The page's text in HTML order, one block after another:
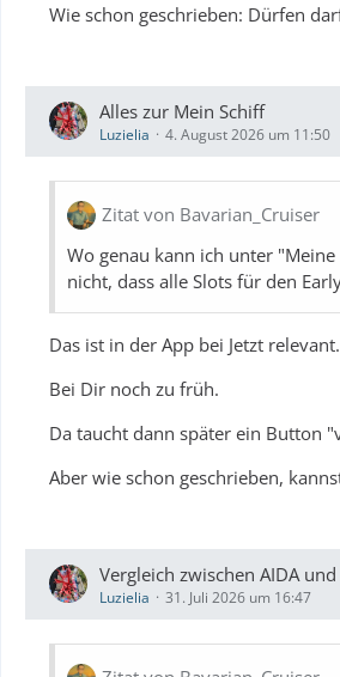
Wie schon geschrieben: Dürfen
Alles zur Mein Schiff
Luzielia 4. August 2026 um 11:50
Zitat von Bavarian_Cruiser
Wo genau kann ich unter
nicht, dass alle Slots für den
Das ist in der App bei Jetzt relevant.
Bei Dir noch zu früh.
Da taucht dann später ein Button
Aber wie schon geschrieben,
Vergleich zwischen AIDA und
Luzielia 31. Juli 2026 um 16:47